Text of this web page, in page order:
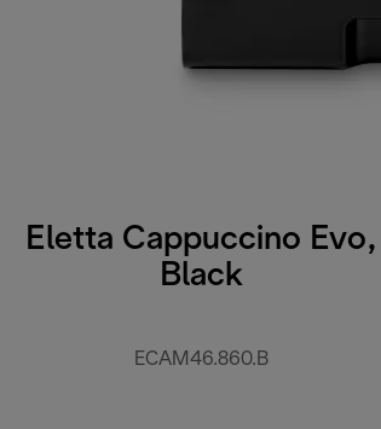
Eletta Cappuccino Evo,
Black
ECAM46.860.B